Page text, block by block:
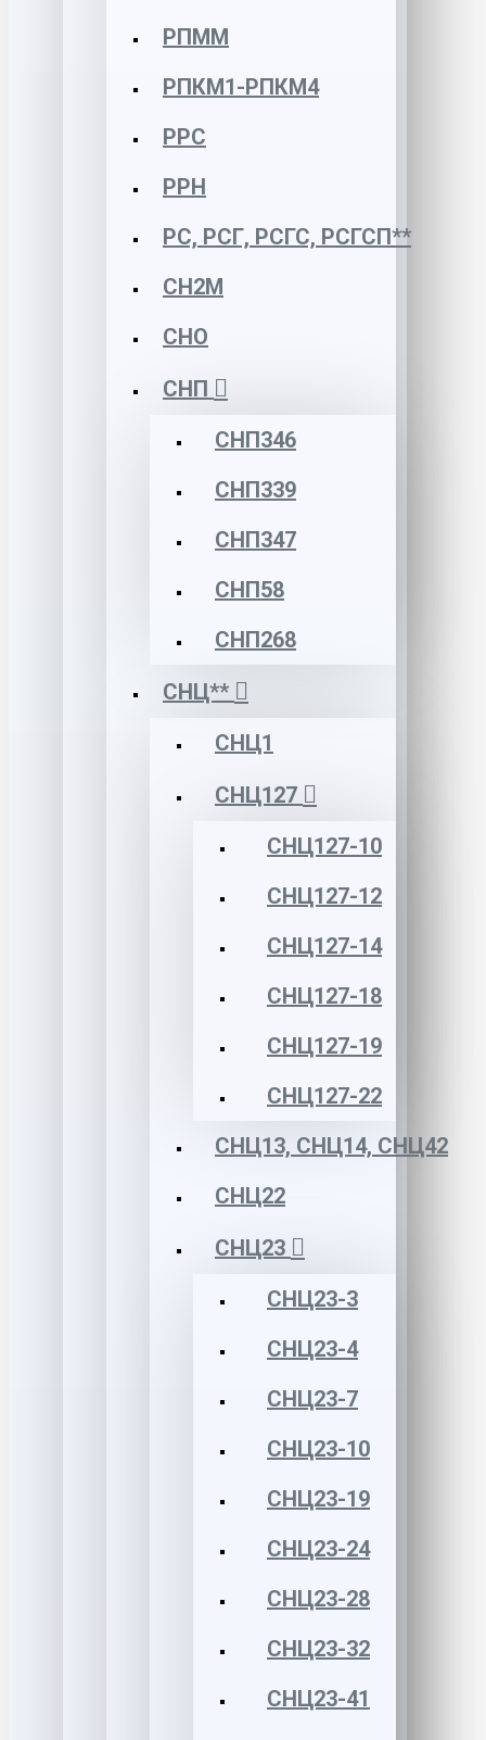
РПММ
РПКМ1-РПКМ4
РРС
РРН
РС, РСГ, РСГС, РСГСП**
СН2М
СНО
СНП
СНП346
СНП339
СНП347
СНП58
СНП268
СНЦ**
СНЦ1
СНЦ127
СНЦ127-10
СНЦ127-12
СНЦ127-14
СНЦ127-18
СНЦ127-19
СНЦ127-22
СНЦ13, СНЦ14, СНЦ42
СНЦ22
СНЦ23
СНЦ23-3
СНЦ23-4
СНЦ23-7
СНЦ23-10
СНЦ23-19
СНЦ23-24
СНЦ23-28
СНЦ23-32
СНЦ23-41